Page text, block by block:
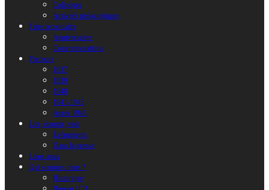
Colloques
Activités pédagogiques
Faire reconnaître
Anniversaires
Commémorations
Parcours
1937
1939
1940
1941-1945
Après 1945
Lire, écouter, voir
Évènements
Dans la presse
Liens amis
Qui sommes nous ?
Historique